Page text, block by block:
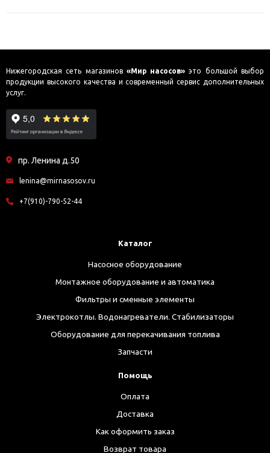
Нижегородская сеть магазинов «Мир насосов» это большой выбор
продукции высокого качества и современный сервис дополнительных
услуг.
пр. Ленина д.50
lenina@mirnasosov.ru
+7(910)-790-52-44
Каталог
Насосное оборудование
Монтажное оборудование и автоматика
Фильтры и сменные элементы
Электрокотлы. Водонагреватели. Стабилизаторы
Оборудование для перекачивания топлива
Запчасти
Помощь
Оплата
Доставка
Как оформить заказ
Возврат товара